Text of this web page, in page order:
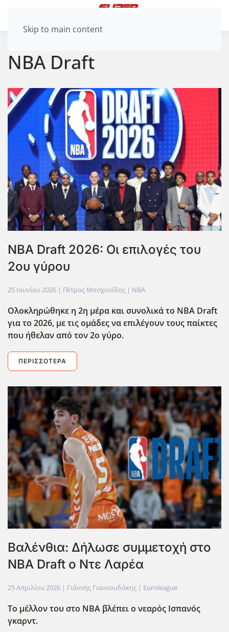
Skip to main content
NBA Draft
NBA Draft 2026: Οι επιλογές του
2ου γύρου
25 Ιουνίου 2026 | Πέτρος Μοσχονίδης | NBA
Ολοκληρώθηκε η 2η μέρα και συνολικά το NBA Draft
για το 2026, με τις ομάδες να επιλέγουν τους παίκτες
που ήθελαν από τον 2ο γύρο.
ΠΕΡΙΣΣΌΤΕΡΑ
Βαλένθια: Δήλωσε συμμετοχή στο
ΝΒΑ Draft ο Ντε Λαρέα
25 Απριλίου 2026 | Γιάννης Γιαννουδάκης | Euroleague
Το μέλλον του στο ΝΒΑ βλέπει ο νεαρός Ισπανός
γκαρντ.